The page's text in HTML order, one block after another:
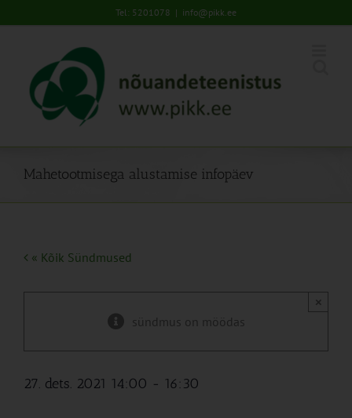
to
Tel: 5201078 | info@pikk.ee
Mahetootmisega alustamise infopäev
« Kõik Sündmused
sündmus on möödas
×
27. dets. 2021 14:00 - 16:30